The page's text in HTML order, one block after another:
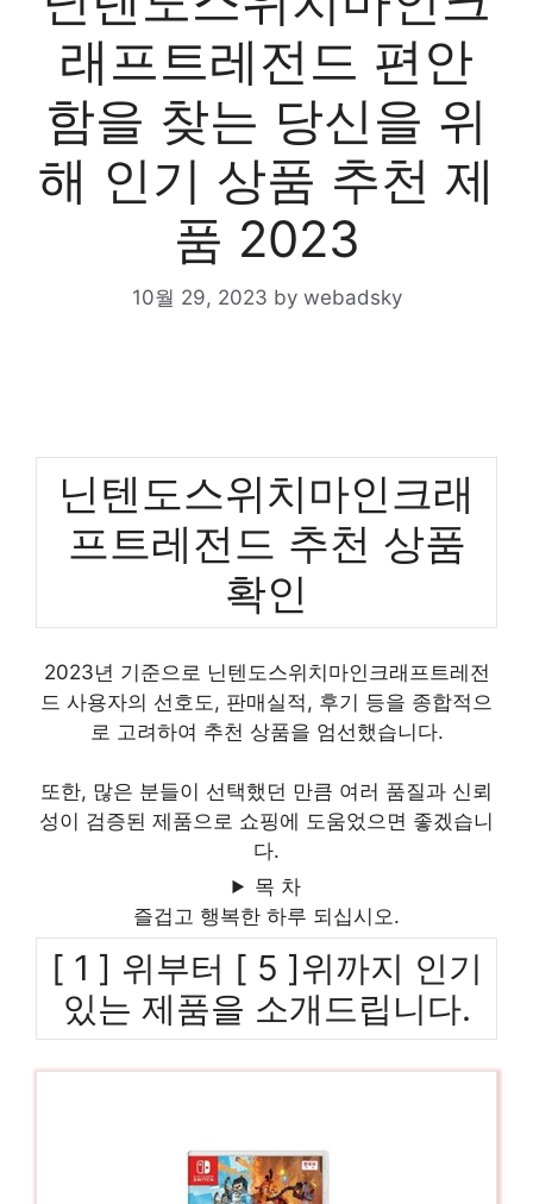
래프트레전드 편안
함을 찾는 당신을 위
해 인기 상품 추천 제
품 2023
10월 29, 2023 by webadsky
닌텐도스위치마인크래
프트레전드 추천 상품
확인
2023년 기준으로 닌텐도스위치마인크래프트레전
드 사용자의 선호도, 판매실적, 후기 등을 종합적으
로 고려하여 추천 상품을 엄선했습니다.
또한, 많은 분들이 선택했던 만큼 여러 품질과 신뢰
성이 검증된 제품으로 쇼핑에 도움었으면 좋겠습니
다.
목 차
즐겁고 행복한 하루 되십시오.
[ 1 ] 위부터 [ 5 ]위까지 인기
있는 제품을 소개드립니다.